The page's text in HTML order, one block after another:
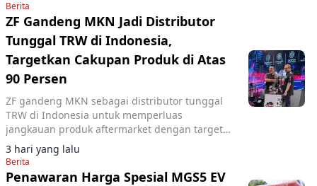
Berita
ZF Gandeng MKN Jadi Distributor
Tunggal TRW di Indonesia,
Targetkan Cakupan Produk di Atas
90 Persen
ZF gandeng MKN sebagai distributor tunggal
TRW di Indonesia untuk memperluas
jangkauan produk aftermarket dengan target
cakupan di atas 90 persen pada 2027.
3 hari yang lalu
Berita
Penawaran Harga Spesial MGS5 EV